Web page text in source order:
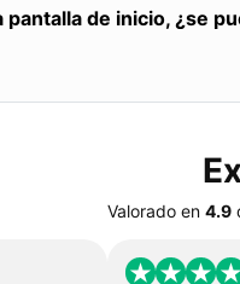
de inicio, ¿se
Valorado en 4.9